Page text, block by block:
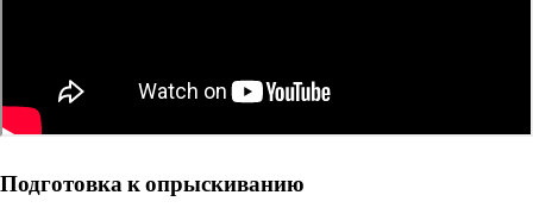
Подготовка к опрыскиванию